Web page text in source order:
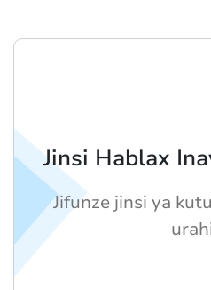
Jinsi Hablax
Jifunze jinsi ya